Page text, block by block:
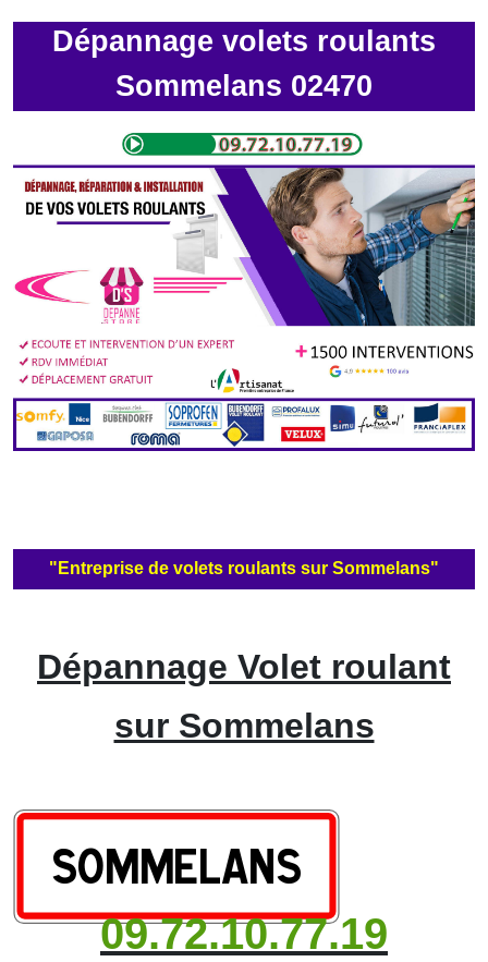
Dépannage volets roulants
Sommelans 02470
"Entreprise de volets roulants sur Sommelans"
Dépannage Volet roulant
sur Sommelans
09.72.10.77.19